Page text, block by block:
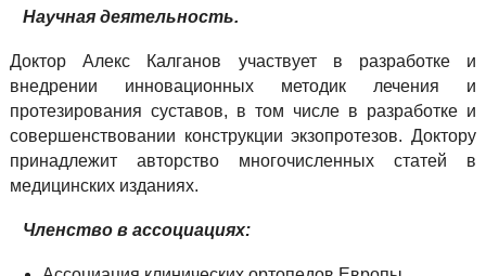
Научная деятельность.
Доктор Алекс Калганов участвует в разработке и
внедрении инновационных методик лечения и
протезирования суставов, в том числе в разработке и
совершенствовании конструкции экзопротезов. Доктору
принадлежит авторство многочисленных статей в
медицинских изданиях.
Членство в ассоциациях: